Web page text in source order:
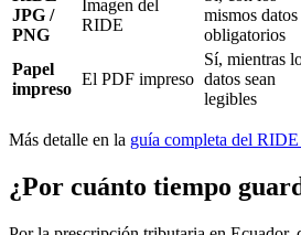
JPG /
PNG
Imagen del
RIDE
mismos datos
obligatorios
Papel
impreso
El PDF impreso
Sí, mientras
datos sean
legibles
Más detalle en la guía completa del
¿Por cuánto tiempo